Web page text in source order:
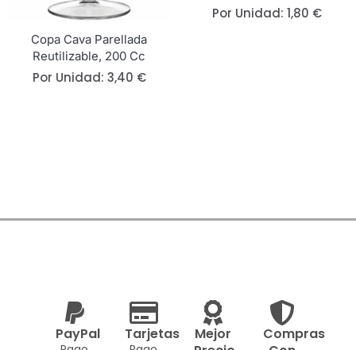
Copa Cava Parellada
Reutilizable, 200 Cc
Por Unidad: 3,40 €
Por Unidad: 1,80 €
PayPal Tarjetas
Mejor
Compras